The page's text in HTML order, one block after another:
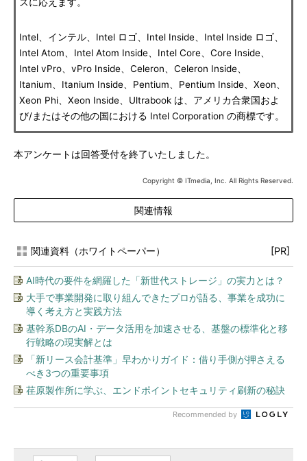
Intel、インテル、Intel ロゴ、Intel Inside、Intel Inside ロゴ、
Intel Atom、Intel Atom Inside、Intel Core、Core Inside、
Intel vPro、vPro Inside、Celeron、Celeron Inside、
Itanium、Itanium Inside、Pentium、Pentium Inside、Xeon、
Xeon Phi、Xeon Inside、Ultrabook は、アメリカ合衆国およ
び/またはその他の国における Intel Corporation の商標です。
本アンケートは回答受付を終了いたしました。
Copyright © ITmedia, Inc. All Rights Reserved.
関連情報
関連資料（ホワイトペーパー） [PR]
AI時代の要件を網羅した「新世代ストレージ」の実力とは？
大手で事業開発に取り組んできたプロが語る、事業を成功に
導く考え方と実践方法
基幹系DBのAI・データ活用を加速させる、基盤の標準化と移
行戦略の現実解とは
「新リース会計基準」早わかりガイド：借り手側が押さえる
べき3つの重要事項
荏原製作所に学ぶ、エンドポイントセキュリティ刷新の秘訣
Recommended by